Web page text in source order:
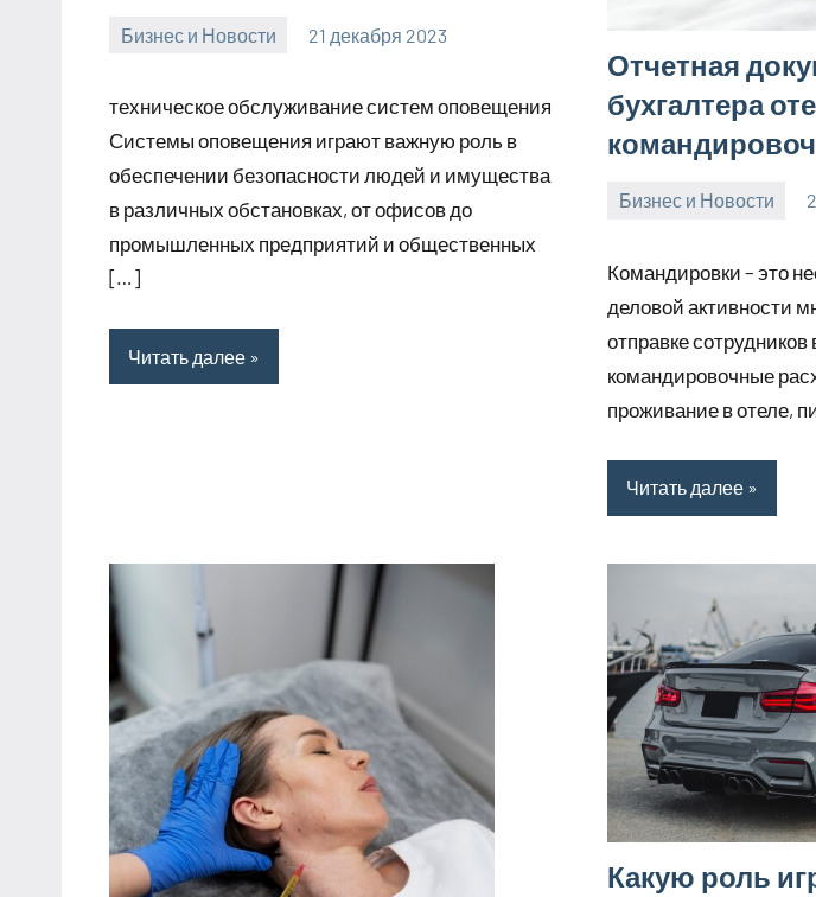
Бизнес и Новости 21 декабря 2023
техническое обслуживание систем оповещения
Системы оповещения играют важную роль в
обеспечении безопасности людей и имущества
в различных обстановках, от офисов до
промышленных предприятий и общественных
[…]
Читать далее
Отчетная
бухгалтера
Бизнес и Новости
Командировки – это
деловой активности
отправке
командировочные
проживание в отеле,
Читать далее
Какую роль